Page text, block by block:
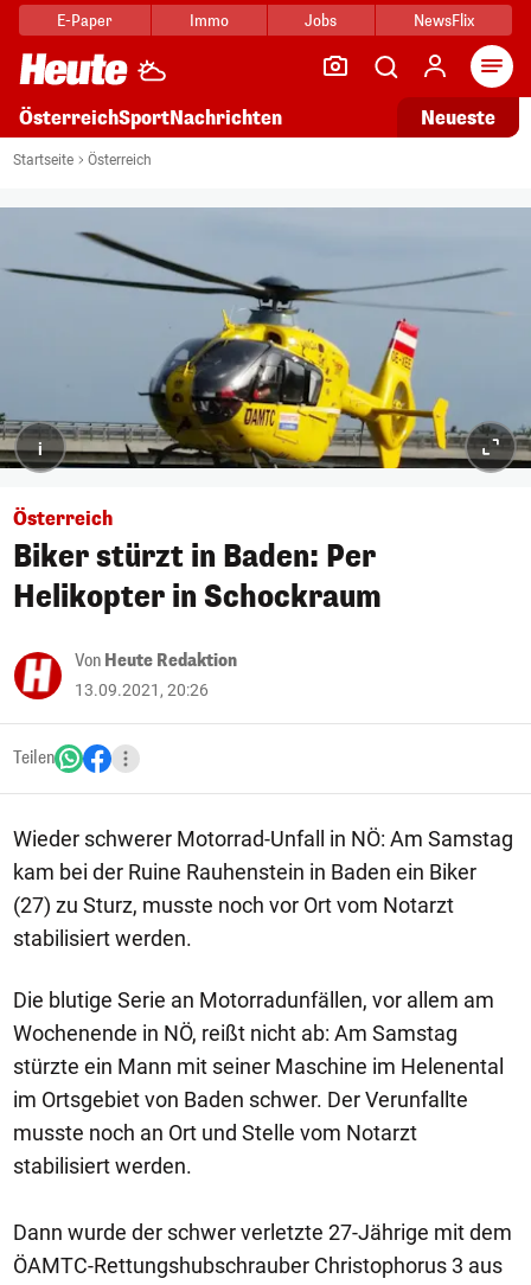
E-Paper Immo Jobs NewsFlix
ÖsterreichSportNachrichten Neueste
Startseite Österreich
i
Österreich
Biker stürzt in Baden: Per
Helikopter in Schockraum
Von Heute Redaktion
13.09.2021, 20:26
Teilen
Wieder schwerer Motorrad-Unfall in NÖ: Am Samstag
kam bei der Ruine Rauhenstein in Baden ein Biker
(27) zu Sturz, musste noch vor Ort vom Notarzt
stabilisiert werden.
Die blutige Serie an Motorradunfällen, vor allem am
Wochenende in NÖ, reißt nicht ab: Am Samstag
stürzte ein Mann mit seiner Maschine im Helenental
im Ortsgebiet von Baden schwer. Der Verunfallte
musste noch an Ort und Stelle vom Notarzt
stabilisiert werden.
Dann wurde der schwer verletzte 27-Jährige mit dem
ÖAMTC-Rettungshubschrauber Christophorus 3 aus